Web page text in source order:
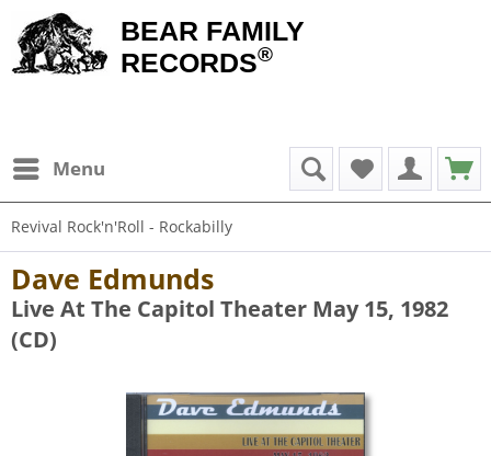
BEAR FAMILY
RECORDS®
Menu
Revival Rock'n'Roll - Rockabilly
Dave Edmunds
Live At The Capitol Theater May 15, 1982
(CD)